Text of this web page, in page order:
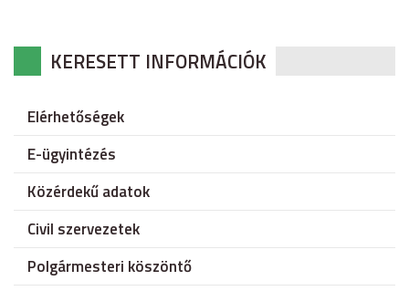
KERESETT INFORMÁCIÓK
Elérhetőségek
E-ügyintézés
Közérdekű adatok
Civil szervezetek
Polgármesteri köszöntő